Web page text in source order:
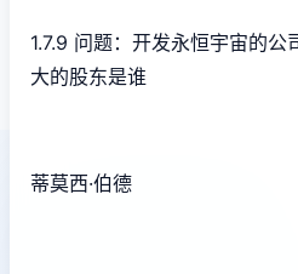
1.7.9 问题：开发永恒宇宙的
大的股东是谁
蒂莫西·伯德